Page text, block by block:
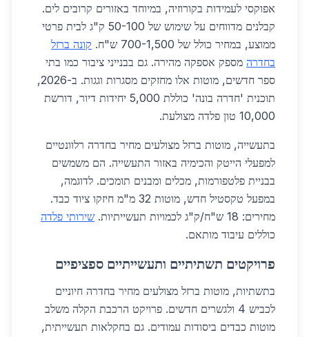
אפוקסי לעמידות בקורוזיה, במיוחד באזורים קרובים לים.
קבלנים מדווחים על שימוש של 50-100 ק"ג לבית פרטי
ממוצע, במחיר כולל של 700-1,500 ש"ח.
קונה ברזל
בחדרה מספק אספקה מהירה. גם בבנייני ציבור כמו בתי
ספר חדשים, מוטות אלו מחזקים מסגרות וגגות. ב-2026,
תוכנית 'חדרה בונה' כוללת 5,000 יחידות דיור, דורשת
10,000 טון פלדה מצולעת.
בתעשייה, מוטות ברזל מצולעים מחיר בחדרה רלוונטיים
למפעלי הייטק והכימיה באזור התעשייה. הם משמשים
בבניית פלטפורמות, מכלים ומבנים תומכים. לדוגמה,
במפעל טקסטיל חדש, מוטות 32 מ"מ חיזקו ציוד כבד.
מחירים: 18 ש"ח/ק"ג לכמויות תעשייתיות.
שירותי פלדה
כוללים עיבוד מותאם.
פרויקטים תשתיתיים ותעשייתיים ספציפיים
בתשתיות, מוטות ברזל מצולעים מחיר בחדרה חיוניים
לכביש 4 ולגשרים חדשים. פרויקט הרכבת הקלה משלב
מוטות כבדים ביסודות עמודים. גם בחקלאות תעשייתית,